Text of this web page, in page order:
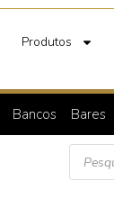
Produtos
Bancos Bares